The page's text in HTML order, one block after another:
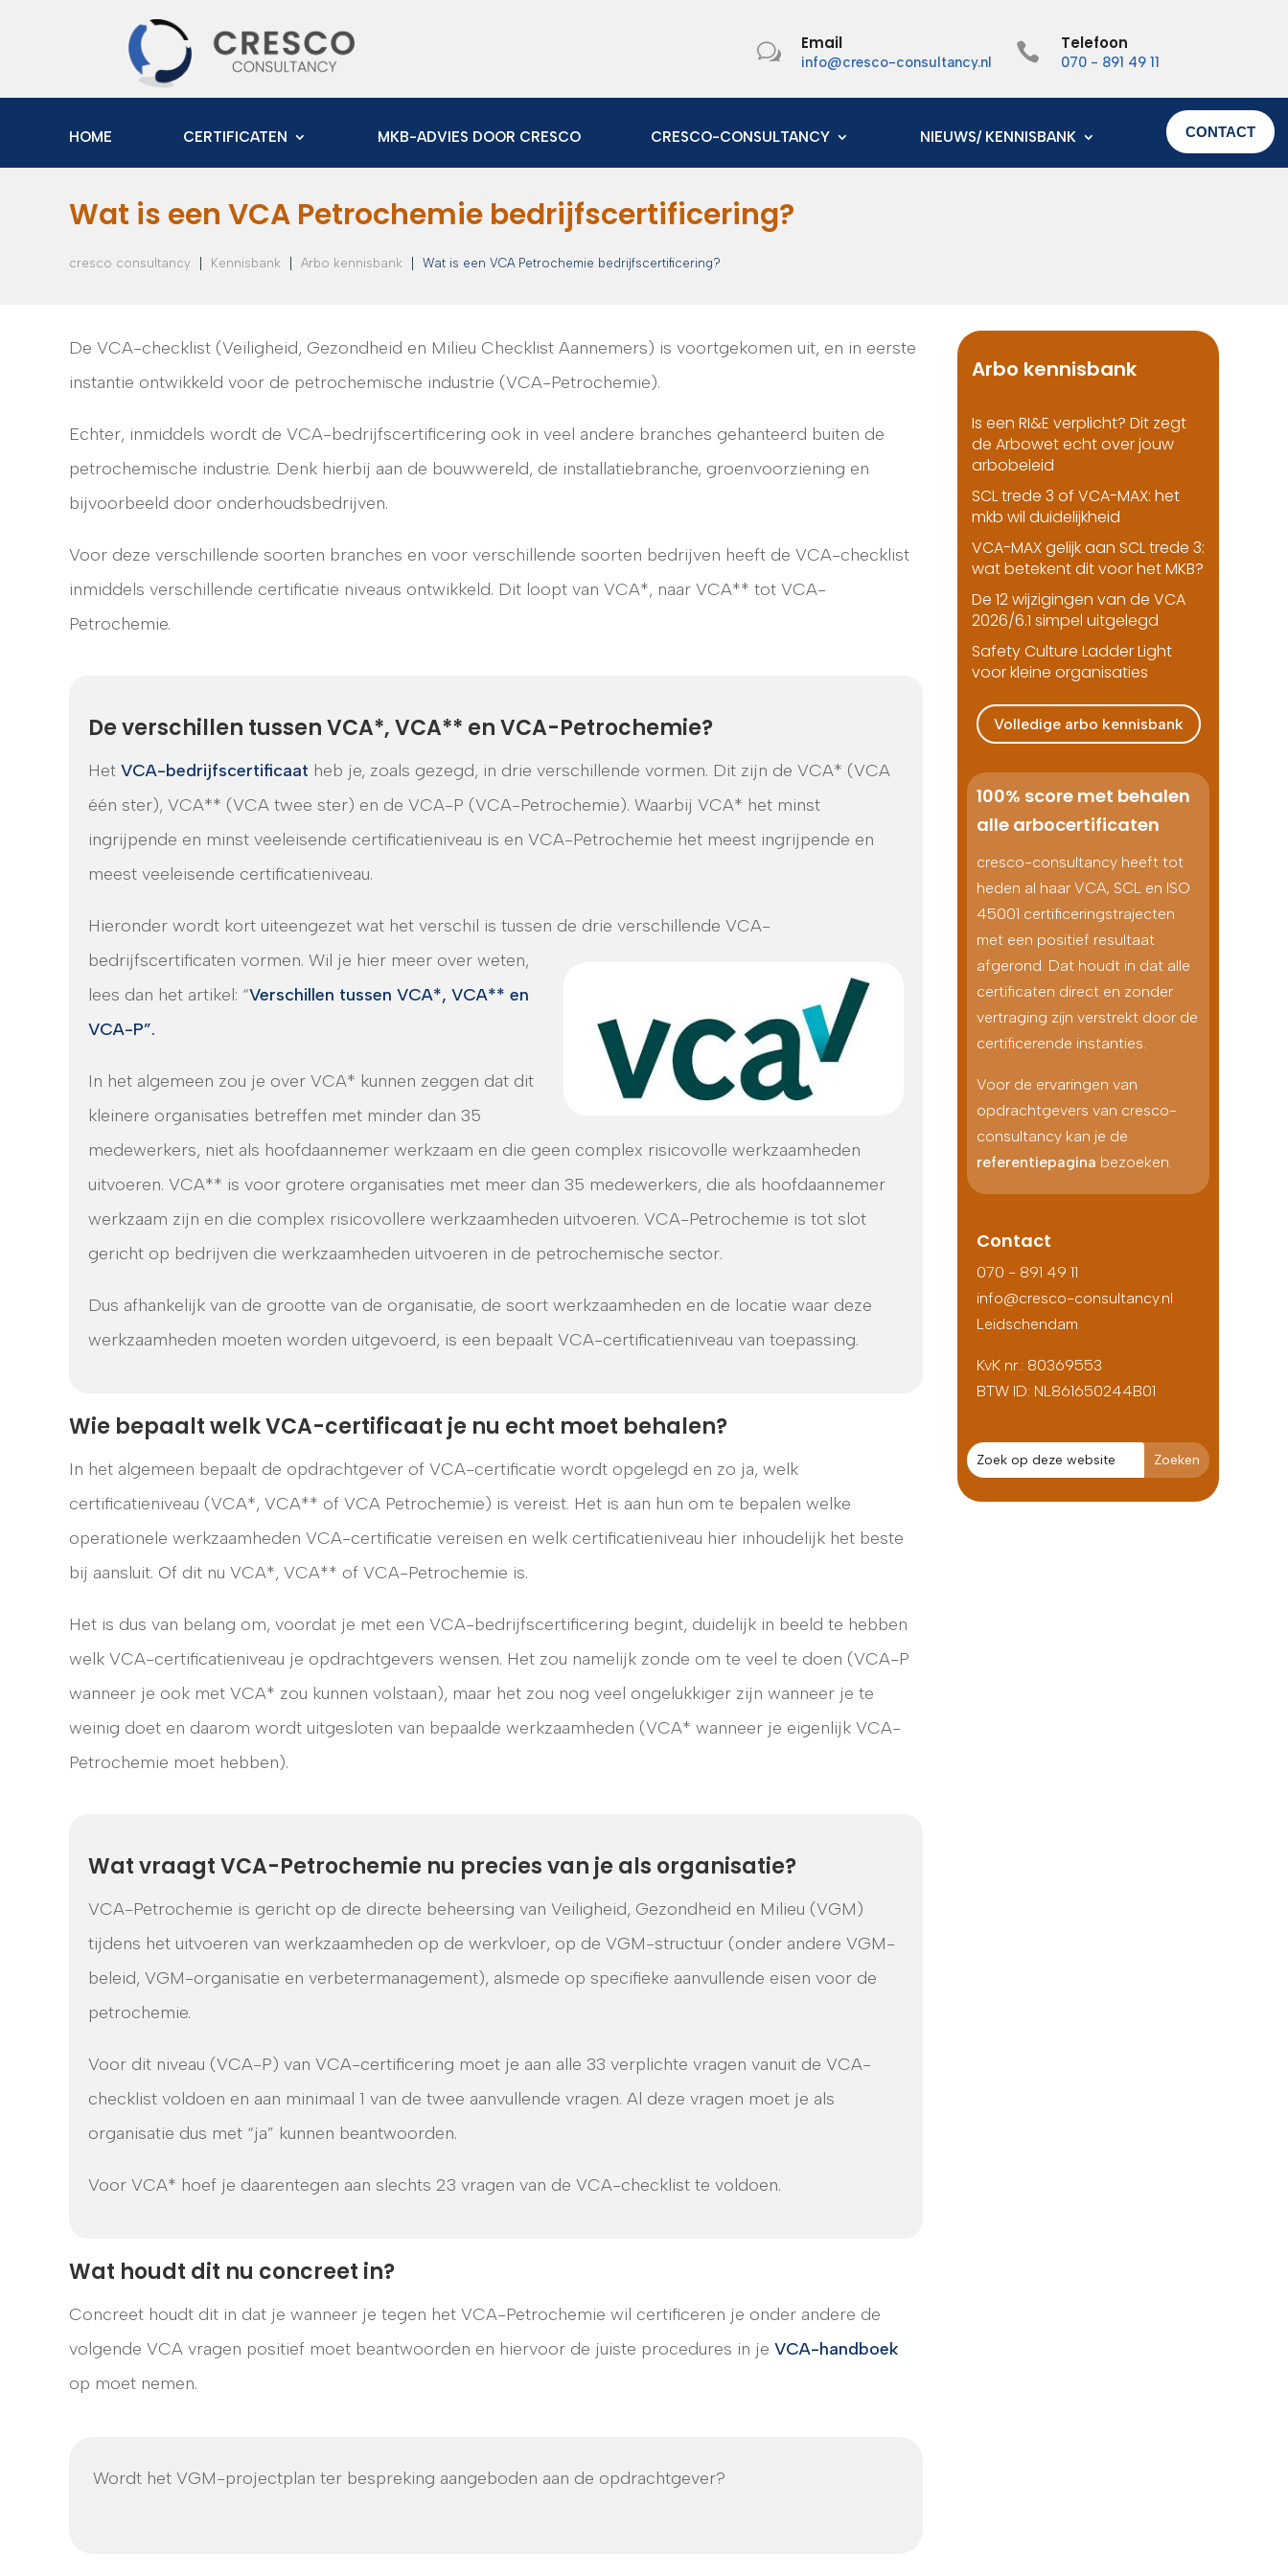
w Email
info@cresco-consultancy.nl  Telefoon
070 - 891 49 11
HOME CERTIFICATEN MKB-ADVIES DOOR CRESCO CRESCO-CONSULTANCY NIEUWS/ KENNISBANK CONTACT
Wat is een VCA Petrochemie bedrijfscertificering?
cresco consultancy | Kennisbank | Arbo kennisbank | Wat is een VCA Petrochemie bedrijfscertificering?
De VCA-checklist (Veiligheid, Gezondheid en Milieu Checklist Aannemers) is voortgekomen uit, en in eerste
instantie ontwikkeld voor de petrochemische industrie (VCA-Petrochemie).
Echter, inmiddels wordt de VCA-bedrijfscertificering ook in veel andere branches gehanteerd buiten de
petrochemische industrie. Denk hierbij aan de bouwwereld, de installatiebranche, groenvoorziening en
bijvoorbeeld door onderhoudsbedrijven.
Voor deze verschillende soorten branches en voor verschillende soorten bedrijven heeft de VCA-checklist
inmiddels verschillende certificatie niveaus ontwikkeld. Dit loopt van VCA*, naar VCA** tot VCA-
Petrochemie.
De verschillen tussen VCA*, VCA** en VCA-Petrochemie?
Het VCA-bedrijfscertificaat heb je, zoals gezegd, in drie verschillende vormen. Dit zijn de VCA* (VCA
één ster), VCA** (VCA twee ster) en de VCA-P (VCA-Petrochemie). Waarbij VCA* het minst
ingrijpende en minst veeleisende certificatieniveau is en VCA-Petrochemie het meest ingrijpende en
meest veeleisende certificatieniveau.
Hieronder wordt kort uiteengezet wat het verschil is tussen de drie verschillende VCA-
bedrijfscertificaten vormen. Wil je hier meer over weten,
lees dan het artikel: “Verschillen tussen VCA*, VCA** en
VCA-P”.
In het algemeen zou je over VCA* kunnen zeggen dat dit
kleinere organisaties betreffen met minder dan 35
medewerkers, niet als hoofdaannemer werkzaam en die geen complex risicovolle werkzaamheden
uitvoeren. VCA** is voor grotere organisaties met meer dan 35 medewerkers, die als hoofdaannemer
werkzaam zijn en die complex risicovollere werkzaamheden uitvoeren. VCA-Petrochemie is tot slot
gericht op bedrijven die werkzaamheden uitvoeren in de petrochemische sector.
Dus afhankelijk van de grootte van de organisatie, de soort werkzaamheden en de locatie waar deze
werkzaamheden moeten worden uitgevoerd, is een bepaalt VCA-certificatieniveau van toepassing.
Wie bepaalt welk VCA-certificaat je nu echt moet behalen?
In het algemeen bepaalt de opdrachtgever of VCA-certificatie wordt opgelegd en zo ja, welk
certificatieniveau (VCA*, VCA** of VCA Petrochemie) is vereist. Het is aan hun om te bepalen welke
operationele werkzaamheden VCA-certificatie vereisen en welk certificatieniveau hier inhoudelijk het beste
bij aansluit. Of dit nu VCA*, VCA** of VCA-Petrochemie is.
Het is dus van belang om, voordat je met een VCA-bedrijfscertificering begint, duidelijk in beeld te hebben
welk VCA-certificatieniveau je opdrachtgevers wensen. Het zou namelijk zonde om te veel te doen (VCA-P
wanneer je ook met VCA* zou kunnen volstaan), maar het zou nog veel ongelukkiger zijn wanneer je te
weinig doet en daarom wordt uitgesloten van bepaalde werkzaamheden (VCA* wanneer je eigenlijk VCA-
Petrochemie moet hebben).
Wat vraagt VCA-Petrochemie nu precies van je als organisatie?
VCA-Petrochemie is gericht op de directe beheersing van Veiligheid, Gezondheid en Milieu (VGM)
tijdens het uitvoeren van werkzaamheden op de werkvloer, op de VGM-structuur (onder andere VGM-
beleid, VGM-organisatie en verbetermanagement), alsmede op specifieke aanvullende eisen voor de
petrochemie.
Voor dit niveau (VCA-P) van VCA-certificering moet je aan alle 33 verplichte vragen vanuit de VCA-
checklist voldoen en aan minimaal 1 van de twee aanvullende vragen. Al deze vragen moet je als
organisatie dus met “ja” kunnen beantwoorden.
Voor VCA* hoef je daarentegen aan slechts 23 vragen van de VCA-checklist te voldoen.
Wat houdt dit nu concreet in?
Concreet houdt dit in dat je wanneer je tegen het VCA-Petrochemie wil certificeren je onder andere de
volgende VCA vragen positief moet beantwoorden en hiervoor de juiste procedures in je VCA-handboek
op moet nemen.
Wordt het VGM-projectplan ter bespreking aangeboden aan de opdrachtgever?
Arbo kennisbank
Is een RI&E verplicht? Dit zegt
de Arbowet echt over jouw
arbobeleid
SCL trede 3 of VCA-MAX: het
mkb wil duidelijkheid
VCA-MAX gelijk aan SCL trede 3:
wat betekent dit voor het MKB?
De 12 wijzigingen van de VCA
2026/6.1 simpel uitgelegd
Safety Culture Ladder Light
voor kleine organisaties
Volledige arbo kennisbank
100% score met behalen
alle arbocertificaten
cresco-consultancy heeft tot
heden al haar VCA, SCL en ISO
45001 certificeringstrajecten
met een positief resultaat
afgerond. Dat houdt in dat alle
certificaten direct en zonder
vertraging zijn verstrekt door de
certificerende instanties.
Voor de ervaringen van
opdrachtgevers van cresco-
consultancy kan je de
referentiepagina bezoeken.
Contact
070 - 891 49 11
info@cresco-consultancy.nl
Leidschendam
KvK nr.: 80369553
BTW ID: NL861650244B01